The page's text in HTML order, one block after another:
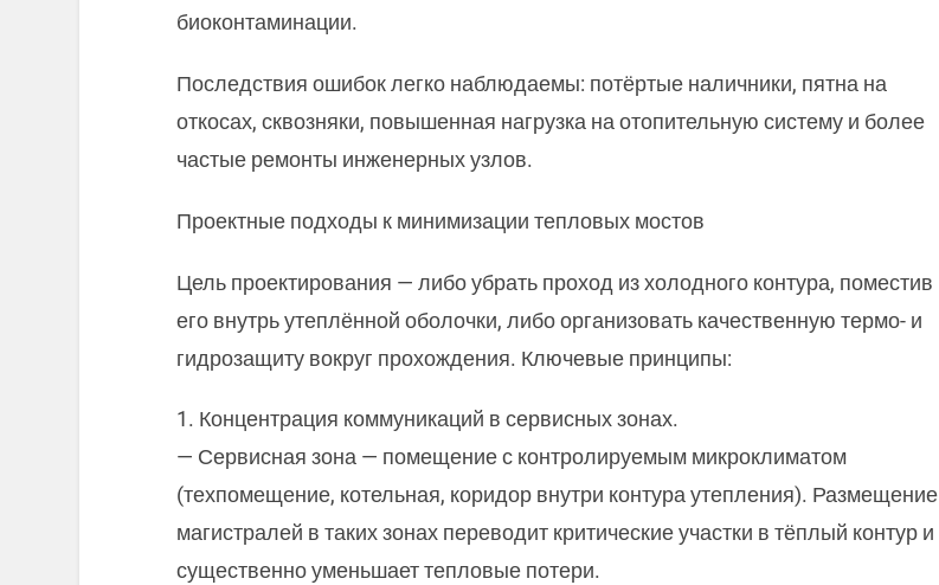
биоконтаминации.
Последствия ошибок легко наблюдаемы: потёртые наличники, пятна на
откосах, сквозняки, повышенная нагрузка на отопительную систему и более
частые ремонты инженерных узлов.
Проектные подходы к минимизации тепловых мостов
Цель проектирования — либо убрать проход из холодного контура, поместив
его внутрь утеплённой оболочки, либо организовать качественную термо- и
гидрозащиту вокруг прохождения. Ключевые принципы:
1. Концентрация коммуникаций в сервисных зонах.
— Сервисная зона — помещение с контролируемым микроклиматом
(техпомещение, котельная, коридор внутри контура утепления). Размещение
магистралей в таких зонах переводит критические участки в тёплый контур и
существенно уменьшает тепловые потери.